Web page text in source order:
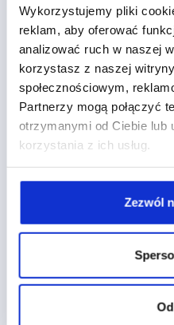
Wykorzystujemy pliki
reklam, aby oferować
analizować ruch w naszej
korzystasz z naszej
społecznościowym,
Partnerzy mogą połączyć
otrzymanymi od Ciebie lub
korzystania z ich usług.
Zezwól